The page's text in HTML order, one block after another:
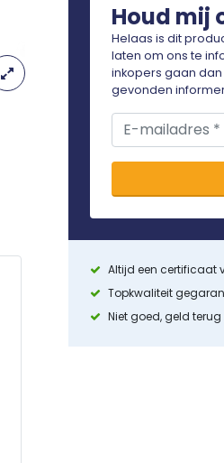
Houd mij
Helaas is dit
laten om ons te
inkopers gaan
gevonden
Altijd een certificaat
Topkwaliteit
Niet goed, geld